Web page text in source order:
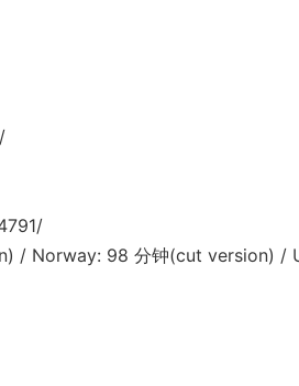
98 分钟(cut version) /